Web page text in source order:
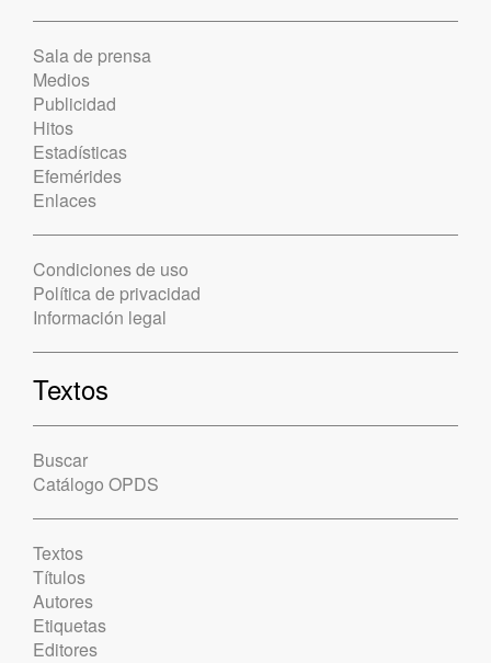
Sala de prensa
Medios
Publicidad
Hitos
Estadísticas
Efemérides
Enlaces
Condiciones de uso
Política de privacidad
Información legal
Textos
Buscar
Catálogo OPDS
Textos
Títulos
Autores
Etiquetas
Editores